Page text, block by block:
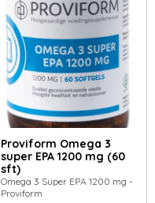
Proviform Omega 3
super EPA 1200 mg (60
sft)
Omega 3 Super EPA 1200 mg -
Proviform